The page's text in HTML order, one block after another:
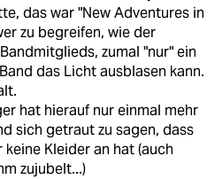
das war "New Adventures in
zu begreifen, wie der
zumal "nur" ein
das Licht ausblasen kann.
hat hierauf nur einmal mehr
sich getraut zu sagen, dass
Kleider an hat (auch
zujubelt...)